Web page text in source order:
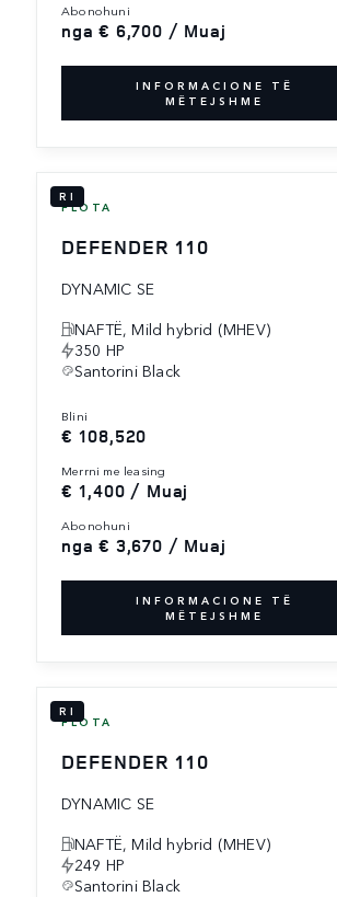
abonohuni
nga € 6,700 / Muaj
INFORMACIONE TË
MËTEJSHME
RI
FLOTA
DEFENDER 110
DYNAMIC SE
NAFTË, Mild hybrid (MHEV)
350 HP
Santorini Black
blini
€ 108,520
merrni me leasing
€ 1,400 / Muaj
abonohuni
nga € 3,670 / Muaj
INFORMACIONE TË
MËTEJSHME
RI
FLOTA
DEFENDER 110
DYNAMIC SE
NAFTË, Mild hybrid (MHEV)
249 HP
Santorini Black